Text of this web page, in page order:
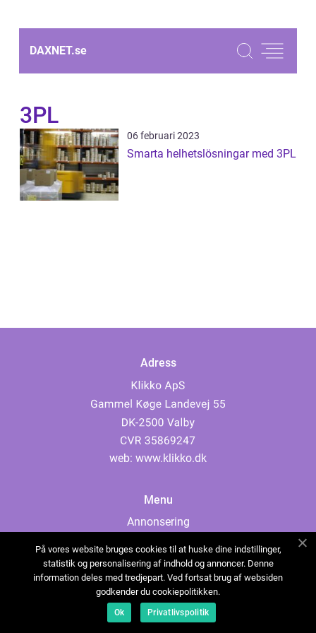
DAXNET.se
3PL
06 februari 2023
Smarta helhetslösningar med 3PL
Adress
web: www.klikko.dk
Menu
Annonsering
Cookies
Kontakta oss
Sitemap
På vores website bruges cookies til at huske dine indstillinger,
statistik og personalisering af indhold og annoncer. Denne
information deles med tredjepart. Ved fortsat brug af websiden
godkender du cookiepolitikken.
Ok Privatlivspolitik